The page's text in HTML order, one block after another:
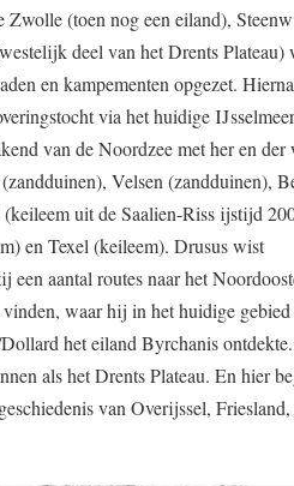
Zwolle (toen nog een eiland),
deel van het Drents Plateau)
en kampementen opgezet. Hierna
via het huidige
van de Noordzee met her en der
Velsen (zandduinen),
uit de Saalien-Riss ijstijd
en Texel (keileem). Drusus wist
een aantal routes naar het
waar hij in het huidige gebied
het eiland Byrchanis
als het Drents Plateau. En hier
van Overijssel, Friesland,